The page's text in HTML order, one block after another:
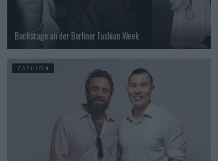
Backstage an der Berliner Fashion Week
FASHION